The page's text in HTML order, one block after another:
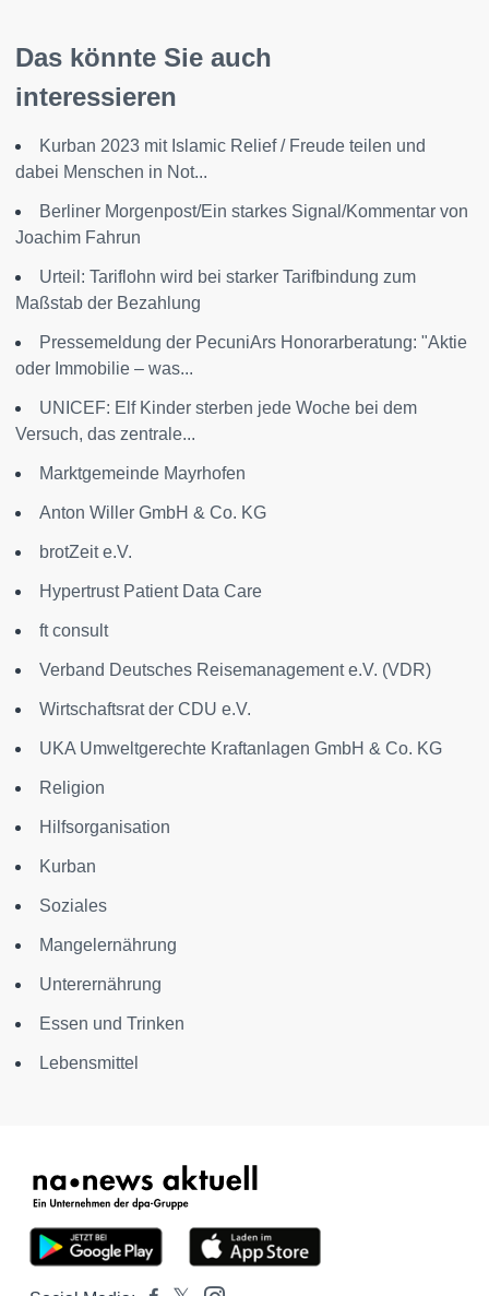
Das könnte Sie auch
interessieren
Kurban 2023 mit Islamic Relief / Freude teilen und
dabei Menschen in Not...
Berliner Morgenpost/Ein starkes Signal/Kommentar von
Joachim Fahrun
Urteil: Tariflohn wird bei starker Tarifbindung zum
Maßstab der Bezahlung
Pressemeldung der PecuniArs Honorarberatung: "Aktie
oder Immobilie – was...
UNICEF: Elf Kinder sterben jede Woche bei dem
Versuch, das zentrale...
Marktgemeinde Mayrhofen
Anton Willer GmbH & Co. KG
brotZeit e.V.
Hypertrust Patient Data Care
ft consult
Verband Deutsches Reisemanagement e.V. (VDR)
Wirtschaftsrat der CDU e.V.
UKA Umweltgerechte Kraftanlagen GmbH & Co. KG
Religion
Hilfsorganisation
Kurban
Soziales
Mangelernährung
Unterernährung
Essen und Trinken
Lebensmittel